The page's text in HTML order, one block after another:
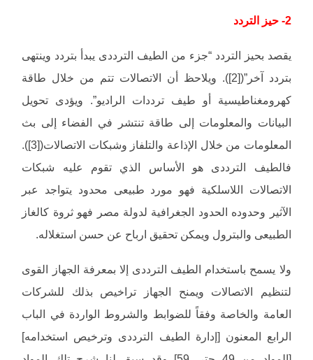
2- حيز التردد
يقصد بحيز التردد “جزء من الطيف الترددى يبدأ بتردد وينتهى
بتردد آخر”([2]). ويلاحظ أن الاتصالات تتم من خلال طاقة
كهرومغناطيسية أو طيف ترددات الراديو”. ويؤدى تحويل
البيانات والمعلومات إلى طاقة تنتشر في الفضاء إلى بث
المعلومات من خلال الإذاعة والتلفاز وشبكات الاتصالات([3]).
فالطيف الترددى هو الأساس الذي تقوم عليه شبكات
الاتصالات اللاسلكية فهو مورد طبيعى محدود يتواجد عبر
الآثير وحدوده الحدود الجغرافية لدولة مصر فهو ثروة كالغاز
الطبيعى والبترول ويمكن تحقيق ارباح عن حسن استغلاله.
ولا يسمح باستخدام الطيف الترددى إلا بمعرفة الجهاز القوى
لتنظيم الاتصالات ويمنح الجهاز تراخيص بذلك للشركات
العامة والخاصة وفقاً للضوابط والشروط الواردة في الباب
الرابع المعنون [إدارة الطيف الترددى وترخيص استخدامه]